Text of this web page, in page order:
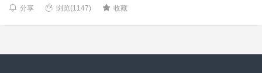
分享 浏览(1147) 收藏